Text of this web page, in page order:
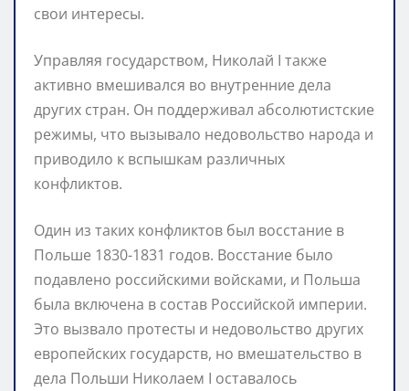
свои интересы.
Управляя государством, Николай I также
активно вмешивался во внутренние дела
других стран. Он поддерживал абсолютистские
режимы, что вызывало недовольство народа и
приводило к вспышкам различных
конфликтов.
Один из таких конфликтов был восстание в
Польше 1830-1831 годов. Восстание было
подавлено российскими войсками, и Польша
была включена в состав Российской империи.
Это вызвало протесты и недовольство других
европейских государств, но вмешательство в
дела Польши Николаем I оставалось